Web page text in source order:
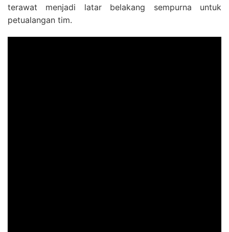
terawat menjadi latar belakang sempurna untuk
petualangan tim.